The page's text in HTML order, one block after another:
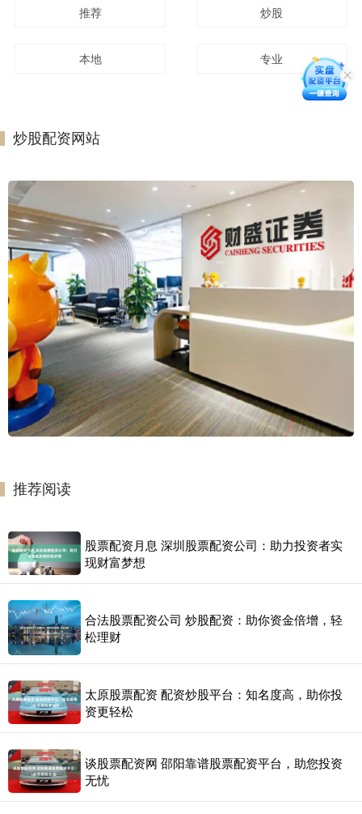
推荐 炒股
本地 专业
炒股配资网站
推荐阅读
股票配资月息 深圳股票配资公司：助力投资者实
现财富梦想
合法股票配资公司 炒股配资：助你资金倍增，轻
松理财
太原股票配资 配资炒股平台：知名度高，助你投
资更轻松
谈股票配资网 邵阳靠谱股票配资平台，助您投资
无忧